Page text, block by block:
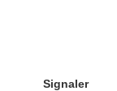
Signaler